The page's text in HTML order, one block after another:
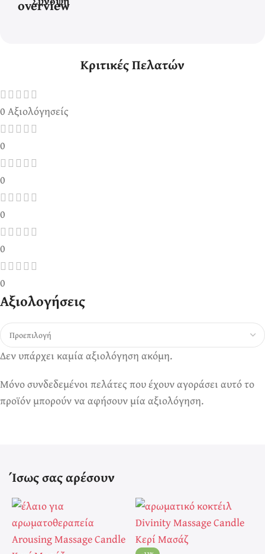
Κριτικές Πελατών
0 Αξιολόγησείς
0
0
0
0
0
Αξιολογήσεις
Δεν υπάρχει καμία αξιολόγηση ακόμη.
Μόνο συνδεδεμένοι πελάτες που έχουν αγοράσει αυτό το
προϊόν μπορούν να αφήσουν μία αξιολόγηση.
Ίσως σας αρέσουν